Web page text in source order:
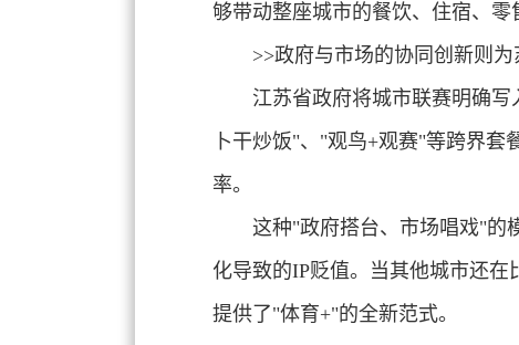
够带动整座城市的餐饮、住宿、零
>>政府与市场的协同创新则为
江苏省政府将城市联赛明确
卜干炒饭"、"观鸟+观赛"等跨界套
率。
这种"政府搭台、市场唱戏"的
化导致的IP贬值。当其他城市还
提供了"体育+"的全新范式。